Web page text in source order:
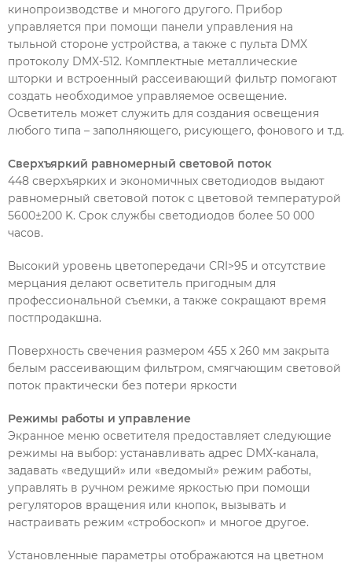
кинопроизводстве и многого другого. Прибор
управляется при помощи панели управления на
тыльной стороне устройства, а также с пульта DMX
протоколу DMX-512. Комплектные металлические
шторки и встроенный рассеивающий фильтр помогают
создать необходимое управляемое освещение.
Осветитель может служить для создания освещения
любого типа – заполняющего, рисующего, фонового и т.д.
Сверхъяркий равномерный световой поток
448 сверхъярких и экономичных светодиодов выдают
равномерный световой поток с цветовой температурой
5600±200 K. Срок службы светодиодов более 50 000
часов.
Высокий уровень цветопередачи CRI>95 и отсутствие
мерцания делают осветитель пригодным для
профессиональной съемки, а также сокращают время
постпродакшна.
Поверхность свечения размером 455 x 260 мм закрыта
белым рассеивающим фильтром, смягчающим световой
поток практически без потери яркости
Режимы работы и управление
Экранное меню осветителя предоставляет следующие
режимы на выбор: устанавливать адрес DMX-канала,
задавать «ведущий» или «ведомый» режим работы,
управлять в ручном режиме яркостью при помощи
регуляторов вращения или кнопок, вызывать и
настраивать режим «стробоскоп» и многое другое.
Установленные параметры отображаются на цветном